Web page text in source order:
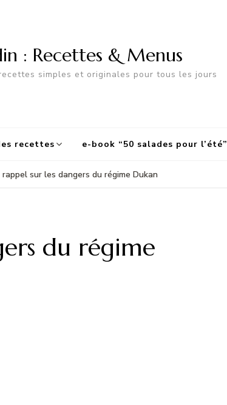
: Recettes & Menus
simples et originales pour tous les jours
recettes e-book “50 salades pour l’été”
sur les dangers du régime Dukan
du régime